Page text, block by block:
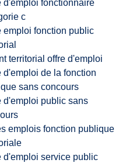
d'emploi fonctionnaire
c
emploi fonction public
territorial offre d'emploi
d'emploi de la fonction
sans concours
d'emploi public sans
emplois fonction publique
d'emploi service public